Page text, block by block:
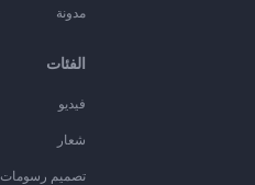
مدونة
الفئات
فيديو
شعار
تصميم رسومات